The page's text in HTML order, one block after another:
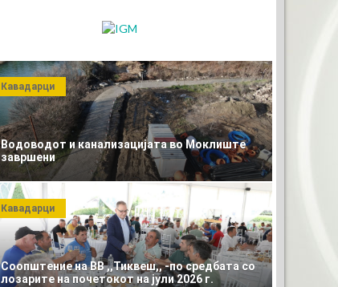
Водоводот и канализацијата во Моклиште
завршени
Кавадарци
Соопштение на ВВ ,,Тиквеш,, -по средбата со
лозарите на почетокот на јули 2026 г.
Кавадарци